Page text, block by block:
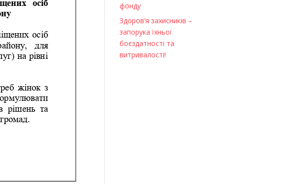
фонду
Здоров’я захисників –
запорука їхньої
боєздатності та
витривалості!